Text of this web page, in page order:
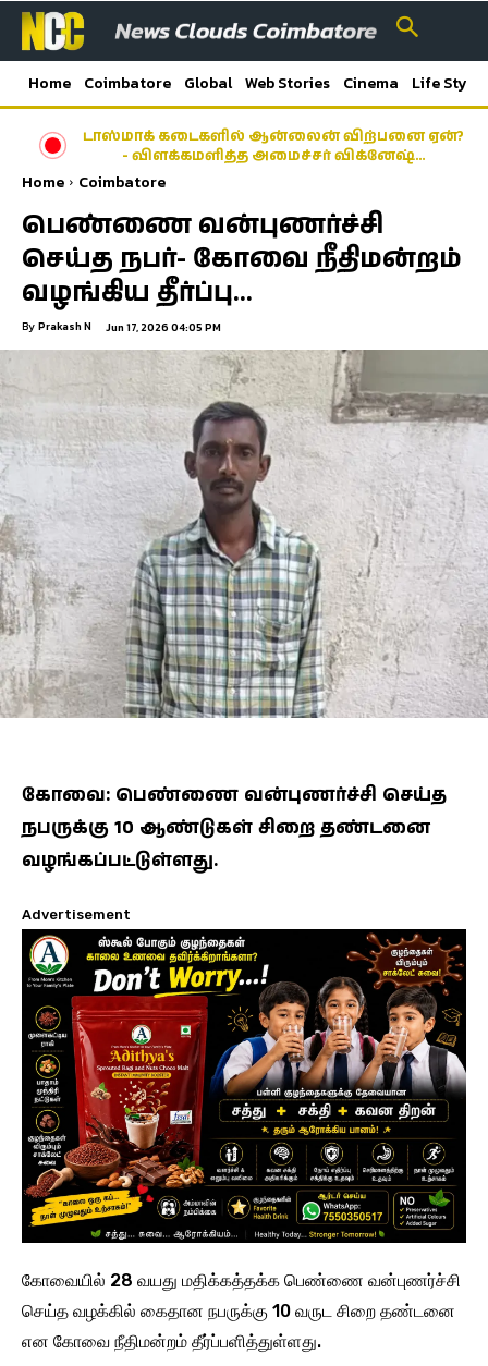
Home Coimbatore Global Web Stories Cinema Life Style
டாஸ்மாக் கடைகளில் ஆன்லைன் விற்பனை ஏன்?
- விளக்கமளித்த அமைச்சர் விக்னேஷ்…
Home Coimbatore
பெண்ணை வன்புணர்ச்சி
செய்த நபர்- கோவை நீதிமன்றம்
வழங்கிய தீர்ப்பு…
By Prakash N Jun 17, 2026 04:05 PM
கோவை: பெண்ணை வன்புணர்ச்சி செய்த
நபருக்கு 10 ஆண்டுகள் சிறை தண்டனை
வழங்கப்பட்டுள்ளது.
Advertisement
கோவையில் 28 வயது மதிக்கத்தக்க பெண்ணை வன்புணர்ச்சி
செய்த வழக்கில் கைதான நபருக்கு 10 வருட சிறை தண்டனை
என கோவை நீதிமன்றம் தீர்ப்பளித்துள்ளது.